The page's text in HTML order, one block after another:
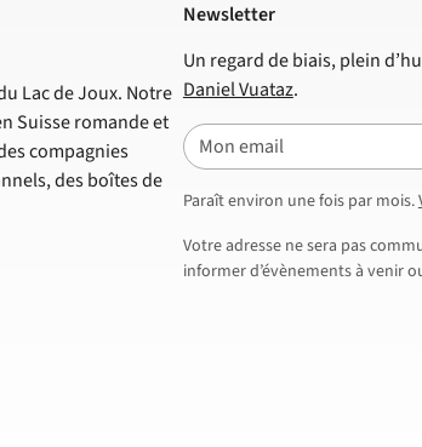
Lac de Joux. Notre
Suisse romande et
compagnies
des boîtes de
Newsletter
Un regard de biais, plein
Daniel Vuataz.
E-mail
Paraît environ une fois par mois.
Votre adresse ne sera pas
informer d’évènements à venir